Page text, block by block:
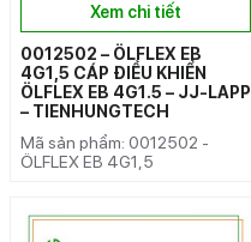
Xem chi tiết
0012502 – ÖLFLEX EB
4G1,5 CÁP ĐIỀU KHIỂN
ÖLFLEX EB 4G1.5 – JJ-LAPP
– TIENHUNGTECH
Mã sản phẩm: 0012502 -
ÖLFLEX EB 4G1,5